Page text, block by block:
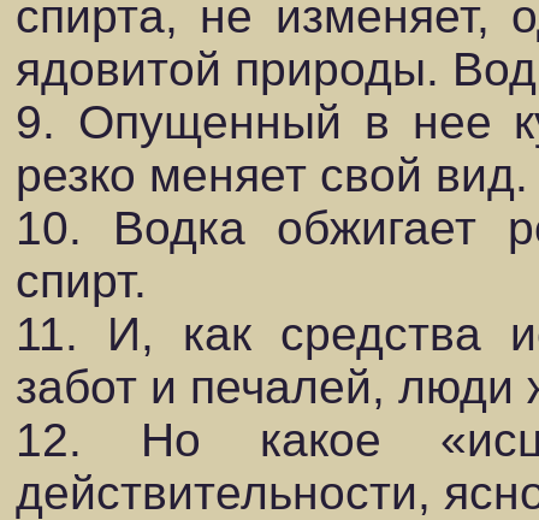
спирта, не изменяет,
ядовитой природы.
9. Опущенный в нее
резко меняет свой вид.
10. Водка обжигает
спирт.
11. И, как средства
забот и печалей, люди
12. Но какое
действительности,